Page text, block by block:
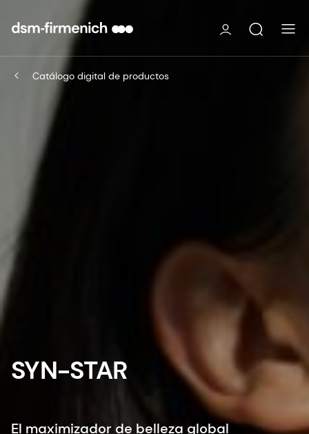
Catálogo digital de productos
SYN-STAR
El maximizador de belleza global